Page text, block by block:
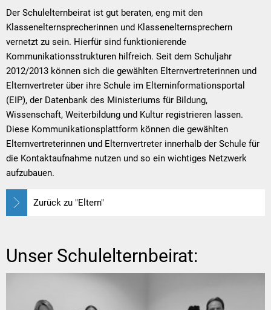
Der Schulelternbeirat ist gut beraten, eng mit den
Klassenelternsprecherinnen und Klassenelternsprechern
vernetzt zu sein. Hierfür sind funktionierende
Kommunikationsstrukturen hilfreich. Seit dem Schuljahr
2012/2013 können sich die gewählten Elternvertreterinnen und
Elternvertreter über ihre Schule im Elterninformationsportal
(EIP), der Datenbank des Ministeriums für Bildung,
Wissenschaft, Weiterbildung und Kultur registrieren lassen.
Diese Kommunikationsplattform können die gewählten
Elternvertreterinnen und Elternvertreter innerhalb der Schule für
die Kontaktaufnahme nutzen und so ein wichtiges Netzwerk
aufzubauen.
Zurück zu "Eltern"
Unser Schulelternbeirat: